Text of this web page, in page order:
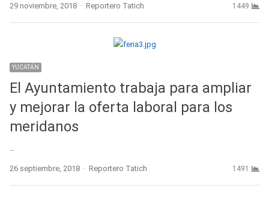
29 noviembre, 2018 Author
Reportero Tatich 1449
YUCATÁN
El Ayuntamiento trabaja para ampliar
y mejorar la oferta laboral para los
meridanos
…
26 septiembre, 2018 Author
Reportero Tatich 1491